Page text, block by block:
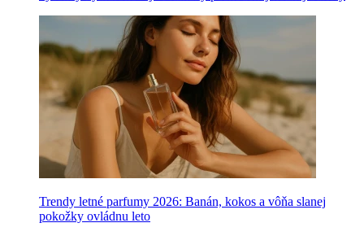
Trendy letné parfumy 2026: Banán, kokos a vôňa slanej
pokožky ovládnu leto